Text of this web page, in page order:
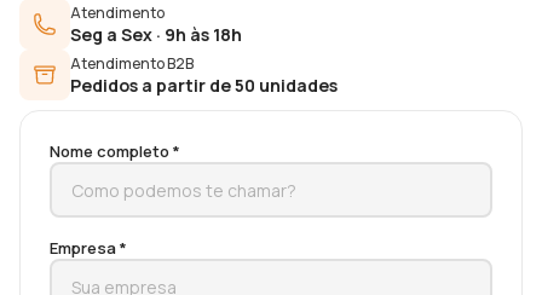
Atendimento
Seg a Sex · 9h às 18h
Atendimento B2B
Pedidos a partir de 50 unidades
Nome completo *
Empresa *